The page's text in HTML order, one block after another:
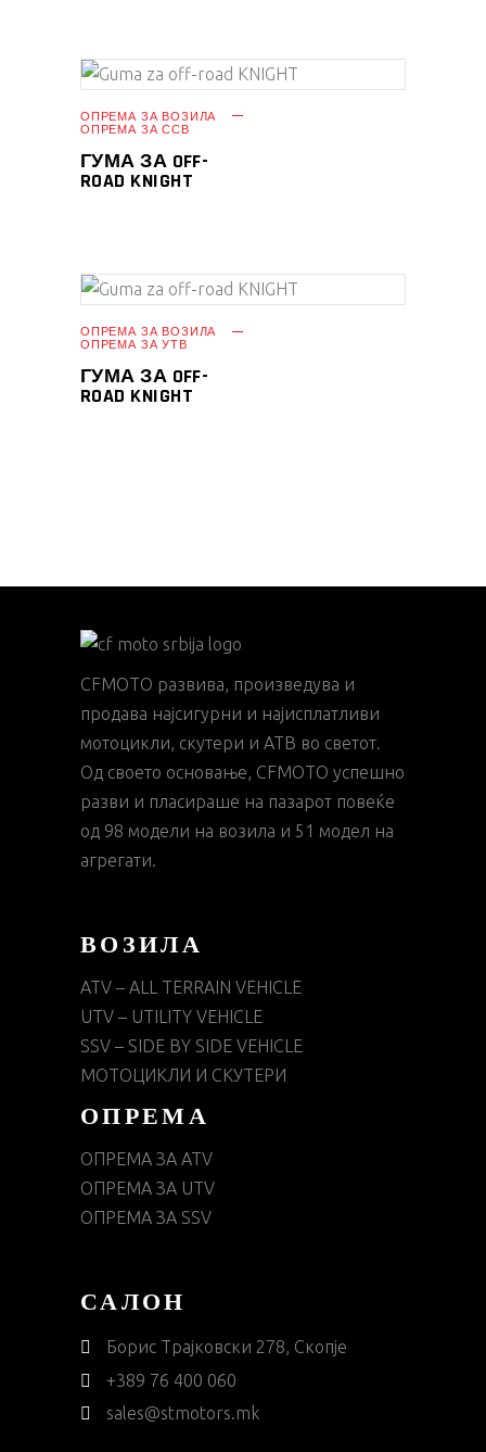
ПРОЧИТАЈ ПОВЕЌЕ
ОПРЕМА ЗА ВОЗИЛА
ОПРЕМА ЗА ССВ
ГУМА ЗА OFF-
ROAD KNIGHT
ПРОЧИТАЈ ПОВЕЌЕ
ОПРЕМА ЗА ВОЗИЛА
ОПРЕМА ЗА УТВ
ГУМА ЗА OFF-
ROAD KNIGHT
CFMOTO развива, произведува и
продава најсигурни и најисплатливи
мотоцикли, скутери и АТВ во светот.
Од своето основање, CFMOTO успешно
разви и пласираше на пазарот повеќе
од 98 модели на возила и 51 модел на
агрегати.
ВОЗИЛА
ATV – ALL TERRAIN VEHICLE
UTV – UTILITY VEHICLE
SSV – SIDE BY SIDE VEHICLE
МОТОЦИКЛИ И СКУТЕРИ
ОПРЕМА
ОПРЕМА ЗА ATV
ОПРЕМА ЗА UTV
ОПРЕМА ЗА SSV
САЛОН
Борис Трајковски 278, Скопје
+389 76 400 060
sales@stmotors.mk